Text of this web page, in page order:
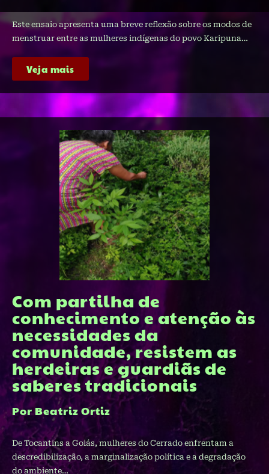
Este ensaio apresenta uma breve reflexão sobre os modos de
menstruar entre as mulheres indígenas do povo Karipuna…
Veja mais
Com partilha de
conhecimento e atenção às
necessidades da
comunidade, resistem as
herdeiras e guardiãs de
saberes tradicionais
Por Beatriz Ortiz
De Tocantins a Goiás, mulheres do Cerrado enfrentam a
descredibilização, a marginalização política e a degradação
do ambiente…